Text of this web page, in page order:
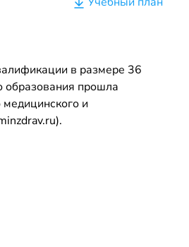
в размере 36
образования прошла
и